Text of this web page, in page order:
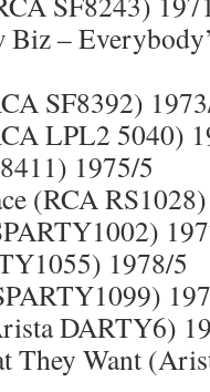
Biz –
SF8392)
LPL2 5040)
1975/5
(RCA
1978/5
DARTY6)
They Want